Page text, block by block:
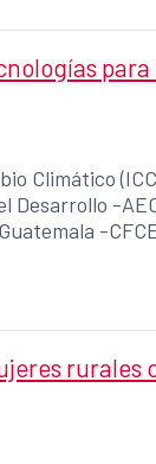
Climático
Desarrollo -
-
rurales